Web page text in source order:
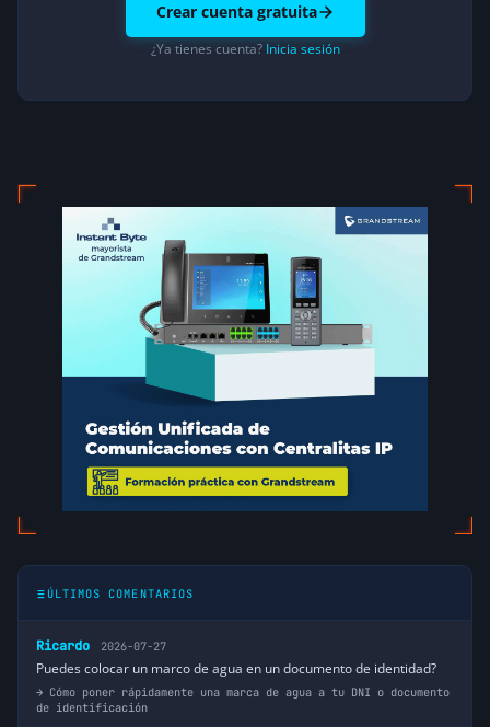
Crear cuenta gratuita
¿Ya tienes cuenta? Inicia sesión
ÚLTIMOS COMENTARIOS
Ricardo 2026-07-27
Puedes colocar un marco de agua en un documento de identidad?
Cómo poner rápidamente una marca de agua a tu DNI o documento
de identificación